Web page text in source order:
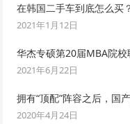
在韩国二手车到底怎么买
2021年1月12日
华杰专硕第20届MBA院
2021年6月22日
拥有“顶配”阵容之后，国
2020年4月24日